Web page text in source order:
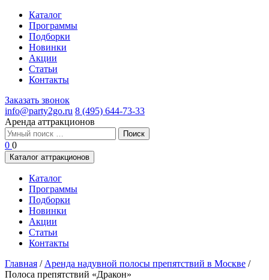
Каталог
Программы
Подборки
Новинки
Акции
Статьи
Контакты
Заказать звонок
info@party2go.ru 8 (495) 644-73-33
Аренда аттракционов
Найти:
0 0
Каталог аттракционов
Каталог
Программы
Подборки
Новинки
Акции
Статьи
Контакты
Главная / Аренда надувной полосы препятствий в Москве /
Полоса препятствий «Дракон»